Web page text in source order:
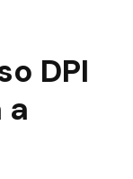
DPI
a